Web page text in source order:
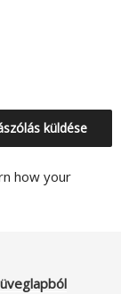
how your